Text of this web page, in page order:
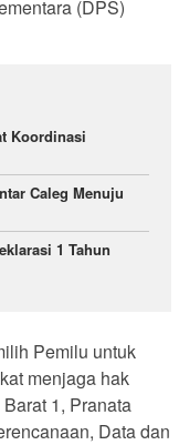
(DPS)
Koordinasi
Caleg Menuju
1 Tahun
Pemilu untuk
menjaga hak
1, Pranata
Data dan